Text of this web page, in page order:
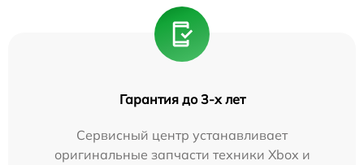
Гарантия до 3-х лет
Сервисный центр устанавливает
оригинальные запчасти техники Xbox и